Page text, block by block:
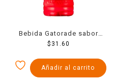
Bebida Gatorade sabor
ponche de frutas 1 l
$ 31.60
Añadir al carrito